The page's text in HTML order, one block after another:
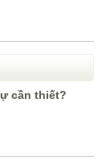
cần thiết?